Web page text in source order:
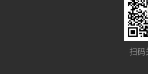
扫码